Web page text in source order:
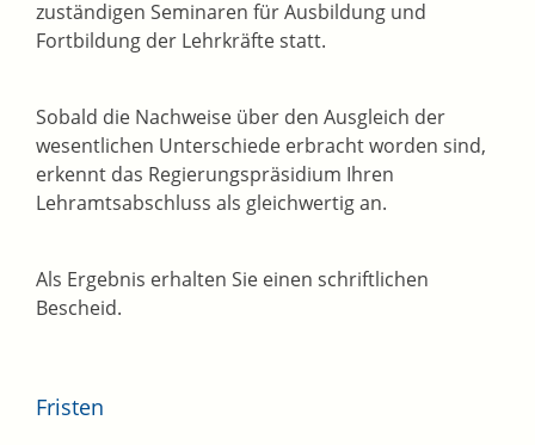
zuständigen Seminaren für Ausbildung und
Fortbildung der Lehrkräfte statt.
Sobald die Nachweise über den Ausgleich der
wesentlichen Unterschiede erbracht worden sind,
erkennt das Regierungspräsidium Ihren
Lehramtsabschluss als gleichwertig an.
Als Ergebnis erhalten Sie einen schriftlichen
Bescheid.
Fristen